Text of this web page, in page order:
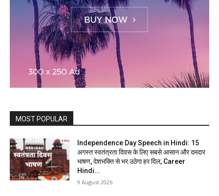
MOST POPULAR
Independence Day Speech in Hindi: 15
अगस्त स्वतंत्रता दिवस के लिए सबसे आसान और दमदार
भाषण, देशभक्ति से भर उठेगा हर दिल, Career
Hindi...
9 August 2026